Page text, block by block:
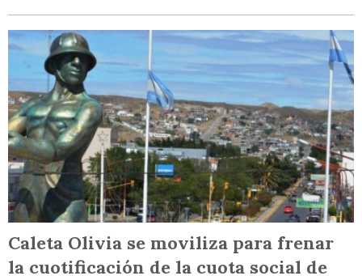
Caleta Olivia se moviliza para frenar
la cuotificación de la cuota social de